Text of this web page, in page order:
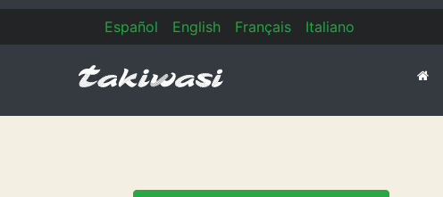
Español English Français Italiano